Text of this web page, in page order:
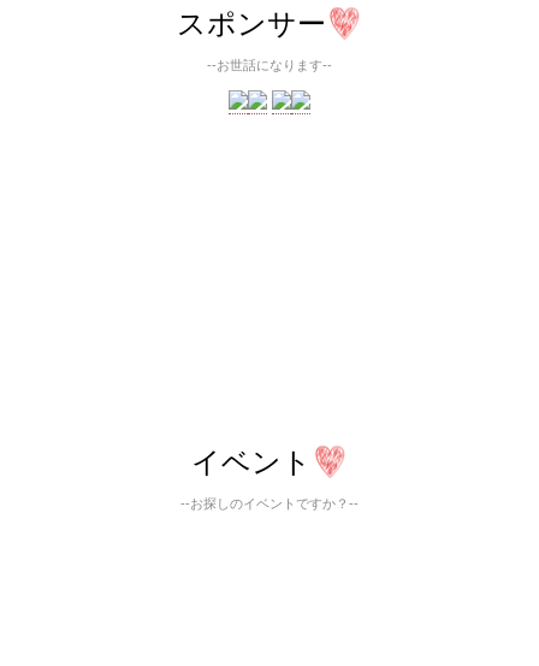
スポンサー
--お世話になります--
イベント
--お探しのイベントですか？--